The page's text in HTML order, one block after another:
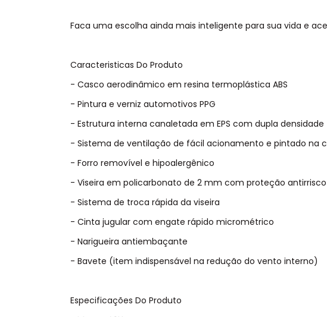
Faca uma escolha ainda mais inteligente para sua vida e
Caracteristicas Do Produto
- Casco aerodinâmico em resina termoplástica ABS
- Pintura e verniz automotivos PPG
- Estrutura interna canaletada em EPS com dupla densidade
- Sistema de ventilação de fácil acionamento e pintado na
- Forro removível e hipoalergênico
- Viseira em policarbonato de 2 mm com proteção antirrisco
- Sistema de troca rápida da viseira
- Cinta jugular com engate rápido micrométrico
- Narigueira antiembaçante
- Bavete (item indispensável na redução do vento interno)
Especificações Do Produto